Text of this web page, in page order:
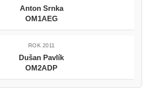
Anton Srnka
OM1AEG
ROK 2011
Dušan Pavlík
OM2ADP